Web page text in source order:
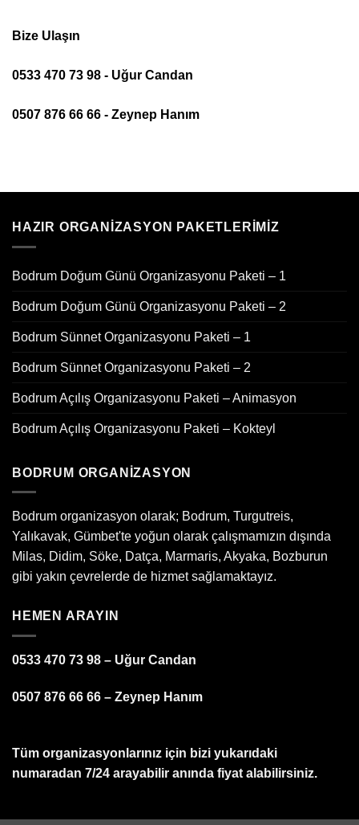
Bize Ulaşın
0533 470 73 98 - Uğur Candan
0507 876 66 66 - Zeynep Hanım
HAZIR ORGANIZASYON PAKETLERIMIZ
Bodrum Doğum Günü Organizasyonu Paketi – 1
Bodrum Doğum Günü Organizasyonu Paketi – 2
Bodrum Sünnet Organizasyonu Paketi – 1
Bodrum Sünnet Organizasyonu Paketi – 2
Bodrum Açılış Organizasyonu Paketi – Animasyon
Bodrum Açılış Organizasyonu Paketi – Kokteyl
BODRUM ORGANIZASYON
Bodrum organizasyon olarak; Bodrum, Turgutreis,
Yalıkavak, Gümbet'te yoğun olarak çalışmamızın dışında
Milas, Didim, Söke, Datça, Marmaris, Akyaka, Bozburun
gibi yakın çevrelerde de hizmet sağlamaktayız.
HEMEN ARAYIN
0533 470 73 98 – Uğur Candan
0507 876 66 66 – Zeynep Hanım
Tüm organizasyonlarınız için bizi yukarıdaki
numaradan 7/24 arayabilir anında fiyat alabilirsiniz.